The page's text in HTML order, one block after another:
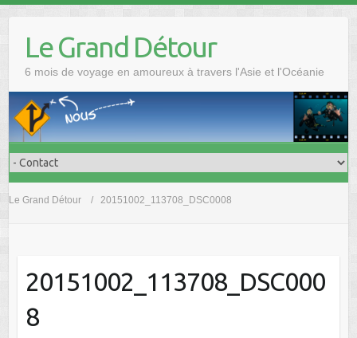
Le Grand Détour
6 mois de voyage en amoureux à travers l'Asie et l'Océanie
Le Grand Détour 20151002_113708_DSC0008
20151002_113708_DSC000
8